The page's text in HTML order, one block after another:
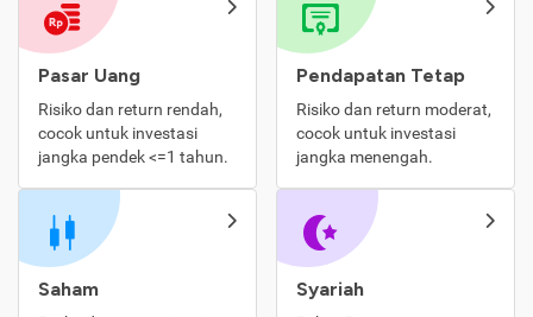
Pasar Uang
Risiko dan return rendah,
cocok untuk investasi
jangka pendek <=1 tahun.
Pendapatan Tetap
Risiko dan return moderat,
cocok untuk investasi
jangka menengah.
Saham Syariah